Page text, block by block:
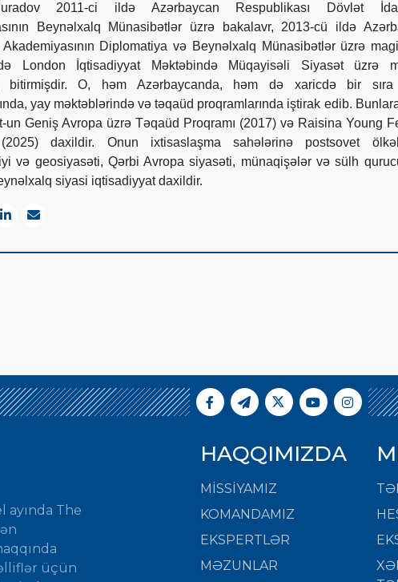
2011-ci ildə Azərbaycan Respublikası Dövlət
Beynəlxalq Münasibətlər üzrə bakalavr, 2013-cü ildə
Akademiyasının Diplomatiya və Beynəlxalq Münasibətlər üzrə
London İqtisadiyyat Məktəbində Müqayisəli Siyasət üzrə
bitirmişdir. O, həm Azərbaycanda, həm də xaricdə bir
yay məktəblərində və təqaüd proqramlarında iştirak edib.
un Geniş Avropa üzrə Təqaüd Proqramı (2017) və Raisina Young
(2025) daxildir. Onun ixtisaslaşma sahələrinə postsovet
və geosiyasəti, Qərbi Avropa siyasəti, münaqişələr və sülh
siyasi iqtisadiyyat daxildir.
ayında The
üçün
HAQQIMIZDA
MISSIYAMIZ
KOMANDAMIZ
EKSPERTLƏR
MƏZUNLAR